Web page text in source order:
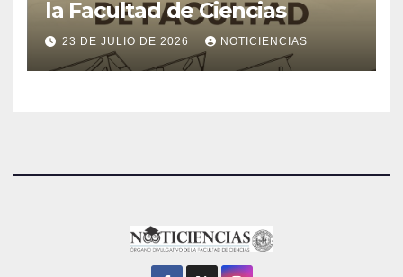
la Facultad de Ciencias
23 DE JULIO DE 2026 NOTICIENCIAS